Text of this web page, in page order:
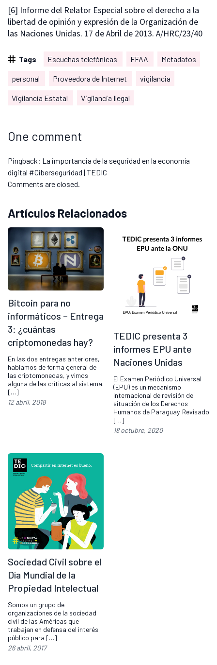
[6] Informe del Relator Especial sobre el derecho a la
libertad de opinión y expresión de la Organización de
las Naciones Unidas. 17 de Abril de 2013. A/HRC/23/40
Tags Escuchas telefónicas FFAA Metadatos
personal Proveedora de Internet vigilancia
Vigilancia Estatal Vigilancia Ilegal
One comment
Pingback: La importancia de la seguridad en la economía
digital #Ciberseguridad | TEDIC
Comments are closed.
Artículos Relacionados
Bitcoin para no
informáticos – Entrega
3: ¿cuántas
criptomonedas hay?
En las dos entregas anteriores,
hablamos de forma general de
las criptomonedas, y vimos
alguna de las críticas al sistema.
[…]
12 abril, 2018
TEDIC presenta 3
informes EPU ante
Naciones Unidas
El Examen Periódico Universal
(EPU) es un mecanismo
internacional de revisión de
situación de los Derechos
Humanos de Paraguay. Revisado
[…]
18 octubre, 2020
Sociedad Civil sobre el
Día Mundial de la
Propiedad Intelectual
Somos un grupo de
organizaciones de la sociedad
civil de las Américas que
trabajan en defensa del interés
público para […]
26 abril, 2017